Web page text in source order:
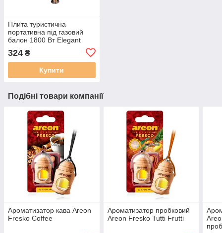
Плита туристична
портативна під газовий
балон 1800 Вт Elegant
324 ₴
Купити
Подібні товари компанії
Ароматизатор кава Areon
Fresko Coffee
Ароматизатор пробковий
Areon Fresko Tutti Frutti